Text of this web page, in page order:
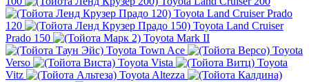
Toyota Land Cruiser Prado
120
Toyota Land Cruiser
Prado 150
Toyota Mark II
Toyota Town Ace
Toyota
Verso
Toyota Vista
Toyota
Vitz
Toyota Altezza